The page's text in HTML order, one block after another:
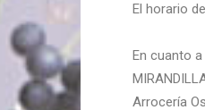
El horario
En cuanto
Arrocería